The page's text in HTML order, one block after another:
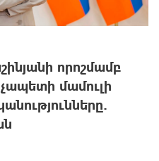
որոշմամբ
մամուլի